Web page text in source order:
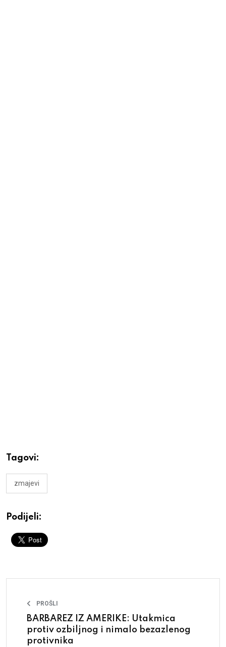
Tagovi:
zmajevi
Podijeli:
PROŠLI
BARBAREZ IZ AMERIKE: Utakmica
protiv ozbiljnog i nimalo bezazlenog
protivnika